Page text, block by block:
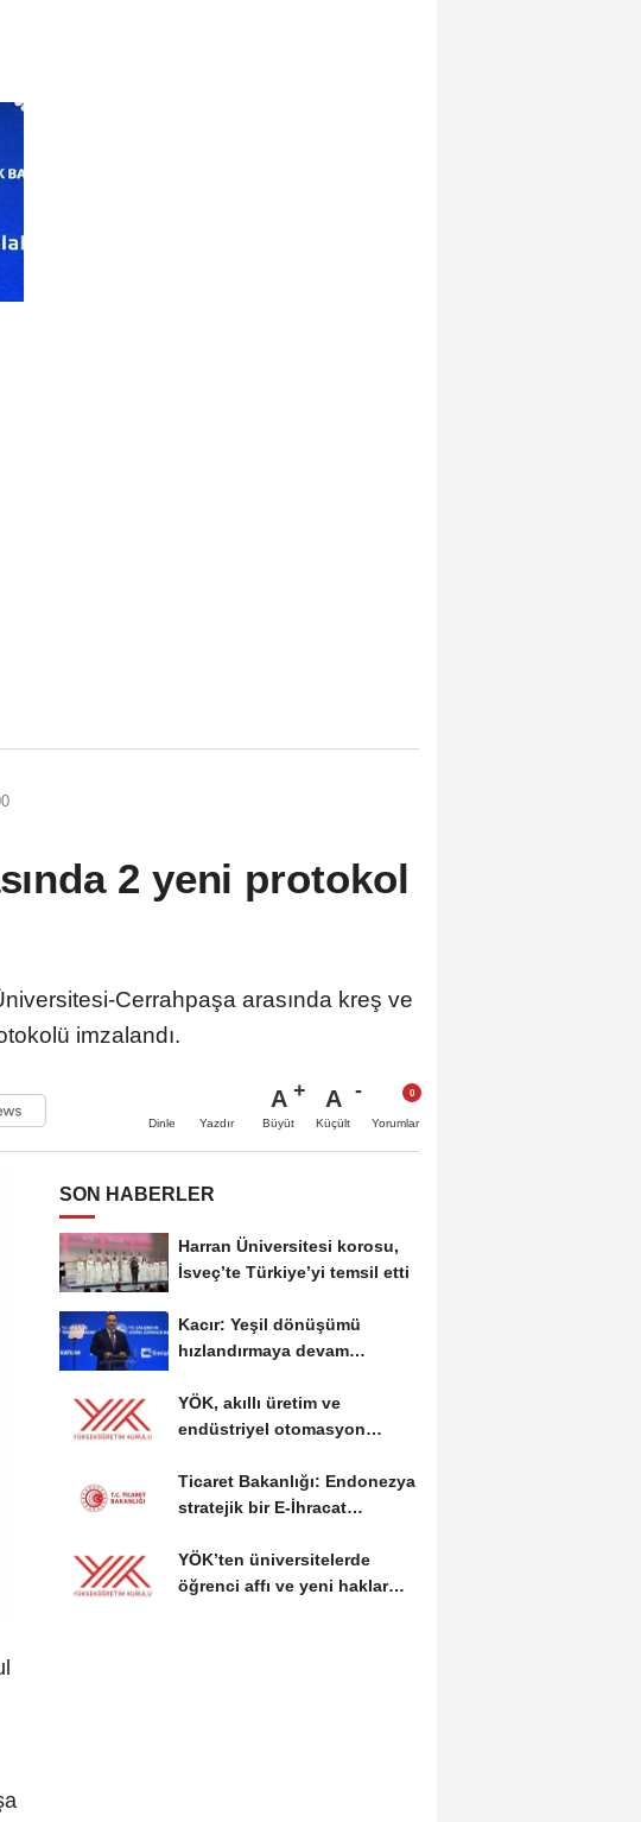
2 yeni protokol
Cerrahpaşa arasında kreş ve
imzalandı.
Dinle Yazdır
A
Büyüt
A
Küçült Yorumlar
SON HABERLER
Harran Üniversitesi korosu,
İsveç’te Türkiye’yi temsil etti
Kacır: Yeşil dönüşümü
hızlandırmaya devam
YÖK, akıllı üretim ve
endüstriyel otomasyon
Ticaret Bakanlığı: Endonezya
stratejik bir E-İhracat
YÖK’ten üniversitelerde
öğrenci affı ve yeni haklar